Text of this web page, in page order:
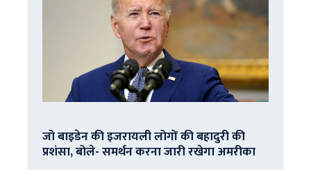
जो बाइडेन की इजरायली लोगों की बहादुरी की
प्रशंसा, बोले- समर्थन करना जारी रखेगा अमरीका